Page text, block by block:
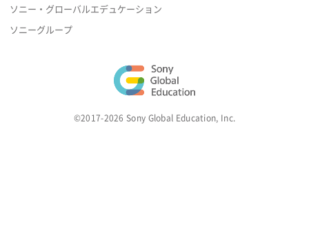
ソニー・グローバルエデュケーション
ソニーグループ
©2017-2026 Sony Global Education, Inc.